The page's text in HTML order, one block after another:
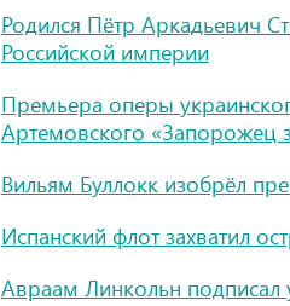
Родился Пётр Аркадьевич
Российской империи
Премьера оперы
Артемовского «Запорожец
Вильям Буллокк изобрёл
Испанский флот захватил
Авраам Линкольн подписал